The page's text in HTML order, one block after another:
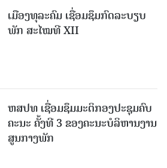
ເມືອງທຸລະຄົມ ເຊື່ອມຊຶມກົດລະບຽບ
ພັກ ສະໄໝທີ XII
ຫສປທ ເຊື່ອມຊຶມມະຕິກອງປະຊຸມຄົບ
ຄະນະ ຄັ້ງທີ 3 ຂອງຄະນະບໍລິຫານງານ
ສູນກາງພັກ